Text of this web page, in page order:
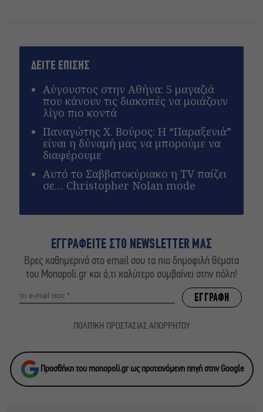
ΔΕΙΤΕ ΕΠΙΣΗΣ
Αύγουστος στην Αθήνα: 5 μαγαζιά
που κάνουν τις διακοπές να μοιάζουν
λίγο πιο κοντά
Παναγώτης Χ. Βούρος: Η “Παραξενιά”
είναι η δύναμή μας να μπορούμε να
διαφέρουμε
Αυτό το Σαββατοκύριακο η TV παίζει
σε… Christopher Nolan mode
ΕΓΓΡΑΦΕΙΤΕ ΣΤΟ NEWSLETTER ΜΑΣ
Βρες καθημερινά στο email σου τα πιο δημοφιλή θέματα
του Monopoli.gr και ό,τι καλύτερο συμβαίνει στην πόλη!
ΠΟΛΙΤΙΚΗ ΠΡΟΣΤΑΣΙΑΣ ΑΠΟΡΡΗΤΟΥ
Προσθήκη του monopoli.gr ως προτεινόμενη πηγή στην Google